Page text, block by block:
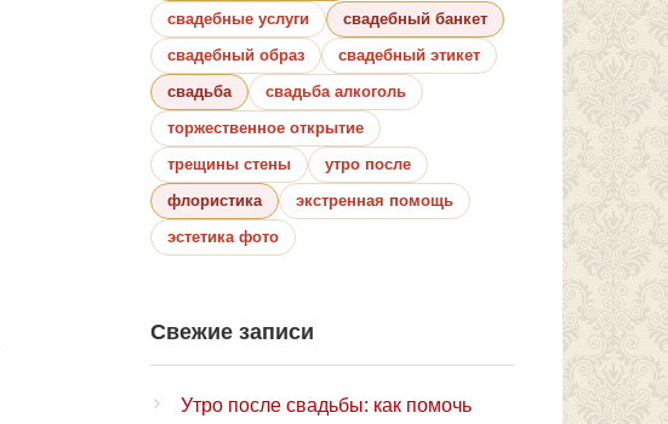
свадебные услуги
свадебный банкет
свадебный образ
свадебный этикет
свадьба
свадьба алкоголь
торжественное открытие
трещины стены
утро после
флористика
экстренная помощь
эстетика фото
Свежие записи
Утро после свадьбы: как помочь